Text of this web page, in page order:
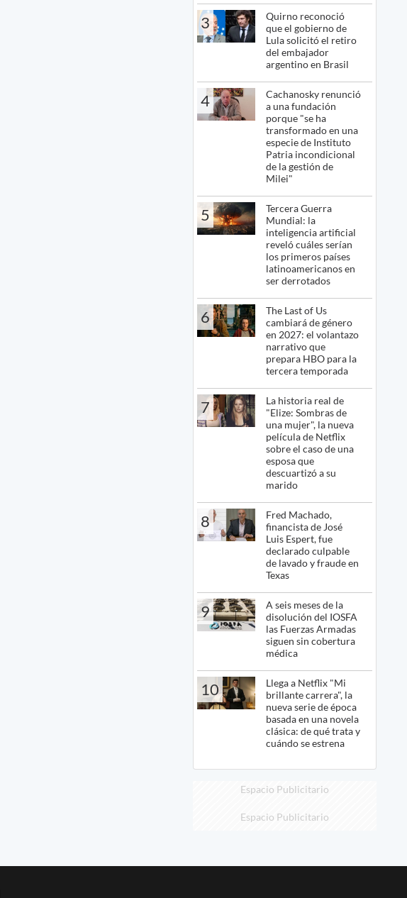
3
Quirno reconoció
que el gobierno de
Lula solicitó el retiro
del embajador
argentino en Brasil
4
Cachanosky renunció
a una fundación
porque "se ha
transformado en una
especie de Instituto
Patria incondicional
de la gestión de
Milei"
5
Tercera Guerra
Mundial: la
inteligencia artificial
reveló cuáles serían
los primeros países
latinoamericanos en
ser derrotados
6
The Last of Us
cambiará de género
en 2027: el volantazo
narrativo que
prepara HBO para la
tercera temporada
7
La historia real de
"Elize: Sombras de
una mujer", la nueva
película de Netflix
sobre el caso de una
esposa que
descuartizó a su
marido
8
Fred Machado,
financista de José
Luis Espert, fue
declarado culpable
de lavado y fraude en
Texas
9
A seis meses de la
disolución del IOSFA
las Fuerzas Armadas
siguen sin cobertura
médica
10
Llega a Netflix "Mi
brillante carrera", la
nueva serie de época
basada en una novela
clásica: de qué trata y
cuándo se estrena
Espacio Publicitario
Espacio Publicitario